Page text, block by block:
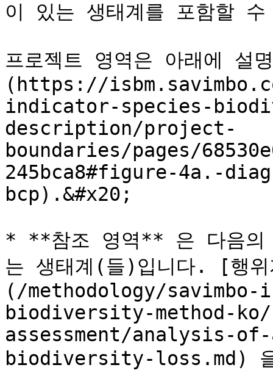
이 있는 생태계를 포함할
프로젝트 영역은 아래에 설
(https://
indicator-species-
description/project-
boundaries/pages/
245bca8#figure-4a.-
bcp).&#x20;
* **참조 영역** 은 다음의
는 생태계(들)입니다. [행
(/methodology/
biodiversity-method-
assessment/analysis-
biodiversity-loss.md) 을